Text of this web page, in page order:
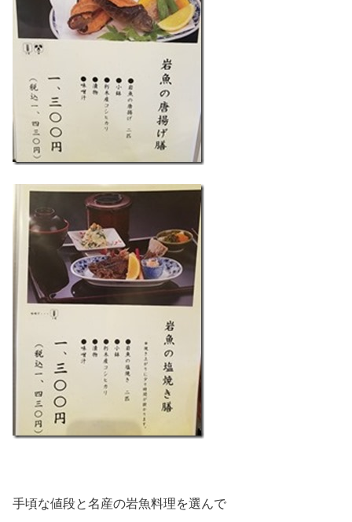
手頃な値段と名産の岩魚料理を選んで